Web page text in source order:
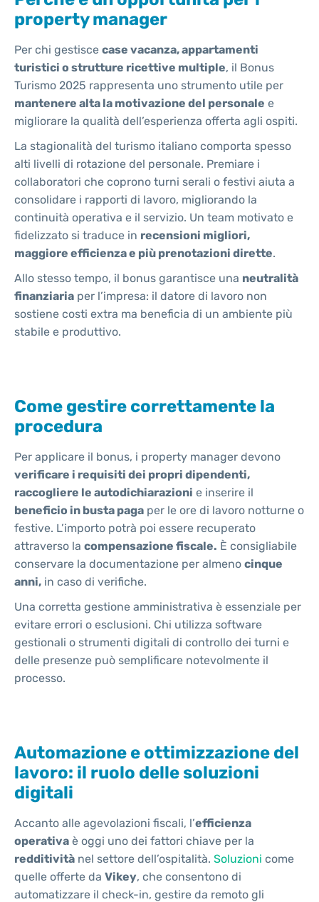
property manager
Per chi gestisce case vacanza, appartamenti
turistici o strutture ricettive multiple, il Bonus
Turismo 2025 rappresenta uno strumento utile per
mantenere alta la motivazione del personale e
migliorare la qualità dell’esperienza offerta agli ospiti.
La stagionalità del turismo italiano comporta spesso
alti livelli di rotazione del personale. Premiare i
collaboratori che coprono turni serali o festivi aiuta a
consolidare i rapporti di lavoro, migliorando la
continuità operativa e il servizio. Un team motivato e
fidelizzato si traduce in recensioni migliori,
maggiore efficienza e più prenotazioni dirette.
Allo stesso tempo, il bonus garantisce una neutralità
finanziaria per l’impresa: il datore di lavoro non
sostiene costi extra ma beneficia di un ambiente più
stabile e produttivo.
Come gestire correttamente la
procedura
Per applicare il bonus, i property manager devono
verificare i requisiti dei propri dipendenti,
raccogliere le autodichiarazioni e inserire il
beneficio in busta paga per le ore di lavoro notturne o
festive. L’importo potrà poi essere recuperato
attraverso la compensazione fiscale. È consigliabile
conservare la documentazione per almeno cinque
anni, in caso di verifiche.
Una corretta gestione amministrativa è essenziale per
evitare errori o esclusioni. Chi utilizza software
gestionali o strumenti digitali di controllo dei turni e
delle presenze può semplificare notevolmente il
processo.
Automazione e ottimizzazione del
lavoro: il ruolo delle soluzioni
digitali
Accanto alle agevolazioni fiscali, l’efficienza
operativa è oggi uno dei fattori chiave per la
redditività nel settore dell’ospitalità. Soluzioni come
quelle offerte da Vikey, che consentono di
automatizzare il check-in, gestire da remoto gli